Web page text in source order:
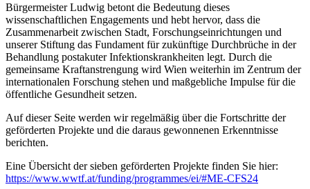
Bürgermeister Ludwig betont die Bedeutung dieses
wissenschaftlichen Engagements und hebt hervor, dass die
Zusammenarbeit zwischen Stadt, Forschungseinrichtungen und
unserer Stiftung das Fundament für zukünftige Durchbrüche in der
Behandlung postakuter Infektionskrankheiten legt. Durch die
gemeinsame Kraftanstrengung wird Wien weiterhin im Zentrum der
internationalen Forschung stehen und maßgebliche Impulse für die
öffentliche Gesundheit setzen.
Auf dieser Seite werden wir regelmäßig über die Fortschritte der
geförderten Projekte und die daraus gewonnenen Erkenntnisse
berichten.
Eine Übersicht der sieben geförderten Projekte finden Sie hier:
https://www.wwtf.at/funding/programmes/ei/#ME-CFS24